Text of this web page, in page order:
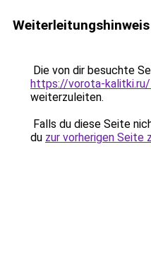
Weiterleitungshinweis
Die von dir besuchte
https://vorota-
weiterzuleiten.
Falls du diese Seite
du zur vorherigen Seite